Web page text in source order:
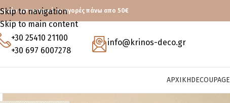
Skip to navigation
Skip to main content
μεταφορικά με αγορές πάνω απο 50€
+30 25410 21100
+30 697 6007278
info@krinos-deco.gr
ΑΡΧΙΚΉDECOUPAGE